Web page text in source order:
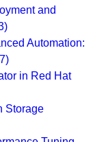
and
)
Automation:
)
in Red Hat
Storage